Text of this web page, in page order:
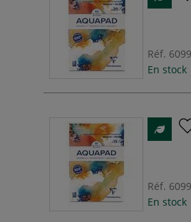
Réf.
En stock
Réf.
En stock